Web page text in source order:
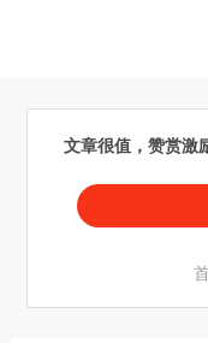
文章很值，赞赏激